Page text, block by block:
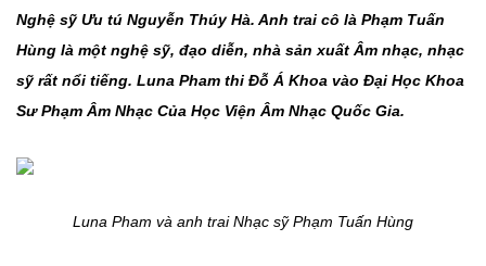
Nghệ sỹ Ưu tú Nguyễn Thúy Hà. Anh trai cô là Phạm Tuấn
Hùng là một nghệ sỹ, đạo diễn, nhà sản xuất Âm nhạc, nhạc
sỹ rất nổi tiếng. Luna Pham thi Đỗ Á Khoa vào Đại Học Khoa
Sư Phạm Âm Nhạc Của Học Viện Âm Nhạc Quốc Gia.
Luna Pham và anh trai Nhạc sỹ Phạm Tuấn Hùng